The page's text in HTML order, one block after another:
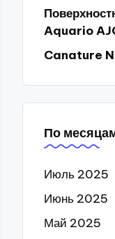
Aquario
Canature
По
Июль 2025
Июнь 2025
Май 2025